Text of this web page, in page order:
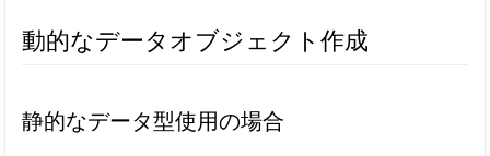
動的なデータオブジェクト作成
静的なデータ型使用の場合